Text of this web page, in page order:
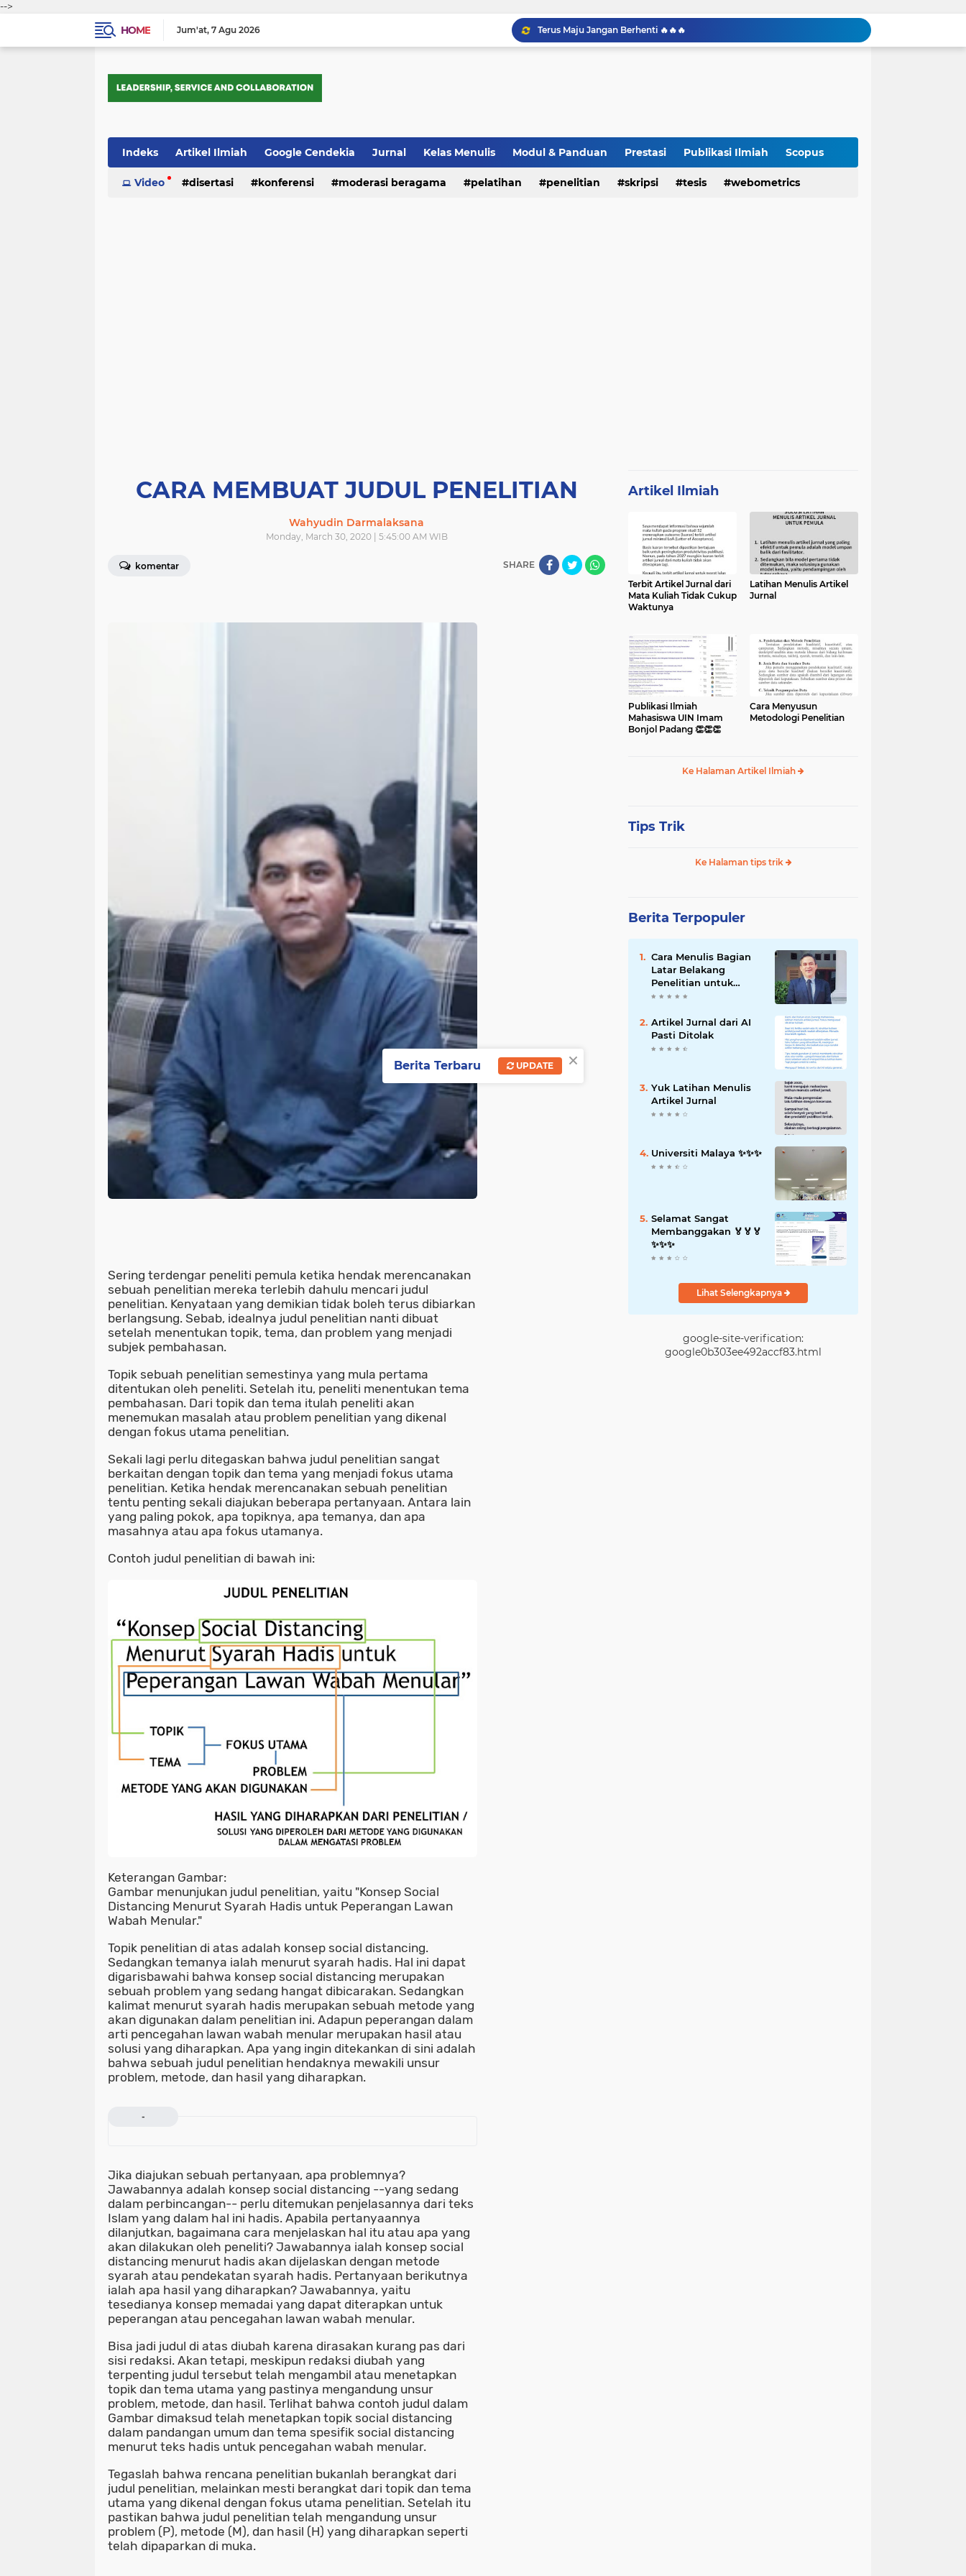
-->
HOME
Jum'at 7 Agu 2026
Terus Maju Jangan Berhenti 🔥🔥🔥
Pendampingan Menulis Akademis Saat Bantuan AI Digunakan
Ingin Produktif Publikasi Tapi Biaya APC Tinggi
Indeks Artikel Ilmiah Google Cendekia Jurnal Kelas Menulis Modul & Panduan Prestasi Publikasi Ilmiah Scopus
Tips Trik Webometrics
Video disertasi konferensi moderasi beragama pelatihan penelitian skripsi tesis webometrics
CARA MEMBUAT JUDUL PENELITIAN
Wahyudin Darmalaksana
Monday, March 30, 2020 | 5:45:00 AM WIB
komentar SHARE
Sering terdengar peneliti pemula ketika hendak merencanakan
sebuah penelitian mereka terlebih dahulu mencari judul
penelitian. Kenyataan yang demikian tidak boleh terus dibiarkan
berlangsung. Sebab, idealnya judul penelitian nanti dibuat
setelah menentukan topik, tema, dan problem yang menjadi
subjek pembahasan.
Topik sebuah penelitian semestinya yang mula pertama
ditentukan oleh peneliti. Setelah itu, peneliti menentukan tema
pembahasan. Dari topik dan tema itulah peneliti akan
menemukan masalah atau problem penelitian yang dikenal
dengan fokus utama penelitian.
Sekali lagi perlu ditegaskan bahwa judul penelitian sangat
berkaitan dengan topik dan tema yang menjadi fokus utama
penelitian. Ketika hendak merencanakan sebuah penelitian
tentu penting sekali diajukan beberapa pertanyaan. Antara lain
yang paling pokok, apa topiknya, apa temanya, dan apa
masahnya atau apa fokus utamanya.
Contoh judul penelitian di bawah ini:
Keterangan Gambar:
Gambar menunjukan judul penelitian, yaitu "Konsep Social
Distancing Menurut Syarah Hadis untuk Peperangan Lawan
Wabah Menular."
Topik penelitian di atas adalah konsep social distancing.
Sedangkan temanya ialah menurut syarah hadis. Hal ini dapat
digarisbawahi bahwa konsep social distancing merupakan
sebuah problem yang sedang hangat dibicarakan. Sedangkan
kalimat menurut syarah hadis merupakan sebuah metode yang
akan digunakan dalam penelitian ini. Adapun peperangan dalam
arti pencegahan lawan wabah menular merupakan hasil atau
solusi yang diharapkan. Apa yang ingin ditekankan di sini adalah
bahwa sebuah judul penelitian hendaknya mewakili unsur
problem, metode, dan hasil yang diharapkan.
-
Jika diajukan sebuah pertanyaan, apa problemnya?
Jawabannya adalah konsep social distancing --yang sedang
dalam perbincangan-- perlu ditemukan penjelasannya dari teks
Islam yang dalam hal ini hadis. Apabila pertanyaannya
dilanjutkan, bagaimana cara menjelaskan hal itu atau apa yang
akan dilakukan oleh peneliti? Jawabannya ialah konsep social
distancing menurut hadis akan dijelaskan dengan metode
syarah atau pendekatan syarah hadis. Pertanyaan berikutnya
ialah apa hasil yang diharapkan? Jawabannya, yaitu
tesedianya konsep memadai yang dapat diterapkan untuk
peperangan atau pencegahan lawan wabah menular.
Bisa jadi judul di atas diubah karena dirasakan kurang pas dari
sisi redaksi. Akan tetapi, meskipun redaksi diubah yang
terpenting judul tersebut telah mengambil atau menetapkan
topik dan tema utama yang pastinya mengandung unsur
problem, metode, dan hasil. Terlihat bahwa contoh judul dalam
Gambar dimaksud telah menetapkan topik social distancing
dalam pandangan umum dan tema spesifik social distancing
menurut teks hadis untuk pencegahan wabah menular.
Tegaslah bahwa rencana penelitian bukanlah berangkat dari
judul penelitian, melainkan mesti berangkat dari topik dan tema
utama yang dikenal dengan fokus utama penelitian. Setelah itu
pastikan bahwa judul penelitian telah mengandung unsur
problem (P), metode (M), dan hasil (H) yang diharapkan seperti
telah dipaparkan di muka.
Artikel Ilmiah
Terbit Artikel Jurnal dari
Mata Kuliah Tidak Cukup
Waktunya
Latihan Menulis Artikel
Jurnal
Publikasi Ilmiah
Mahasiswa UIN Imam
Bonjol Padang 👏👏👏
Cara Menyusun
Metodologi Penelitian
Ke Halaman Artikel Ilmiah
Tips Trik
Ke Halaman tips trik
Berita Terpopuler
Cara Menulis Bagian
Latar Belakang
Penelitian untuk
Proposal Skripsi
Artikel Jurnal dari AI
Pasti Ditolak
Yuk Latihan Menulis
Artikel Jurnal
Universiti Malaya ✨️✨️✨️
Selamat Sangat
Membanggakan 🏅🏅🏅
✨️✨️✨️
Lihat Selengkapnya
google-site-verification:
google0b303ee492accf83.html
×
Berita Terbaru UPDATE